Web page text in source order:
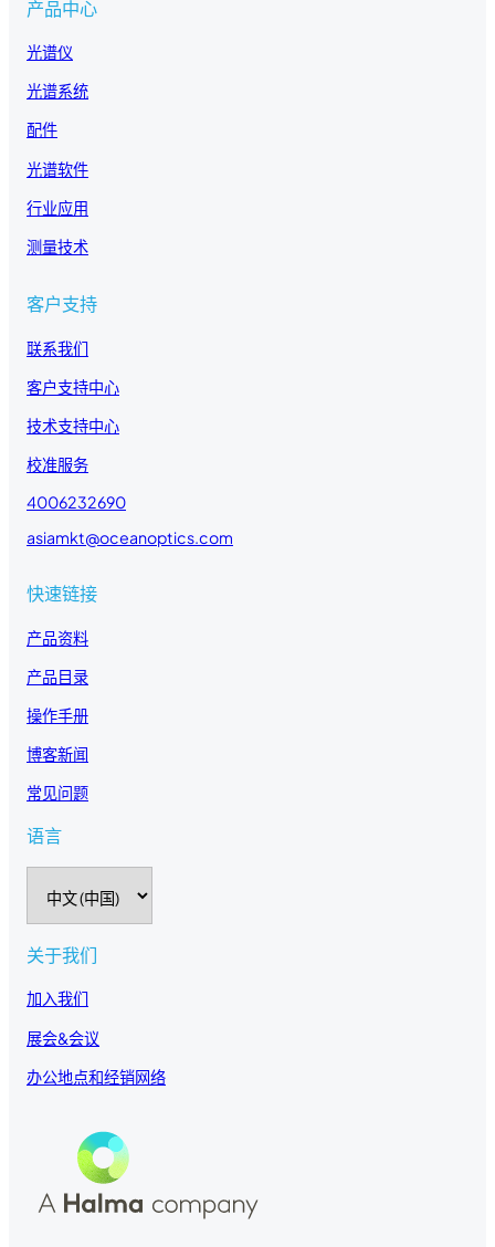
产品中心
光谱仪
光谱系统
配件
光谱软件
行业应用
测量技术
客户支持
联系我们
客户支持中心
技术支持中心
校准服务
4006232690
asiamkt@oceanoptics.com
快速链接
产品资料
产品目录
操作手册
博客新闻
常见问题
语言
语
言
关于我们
加入我们
展会&会议
办公地点和经销网络